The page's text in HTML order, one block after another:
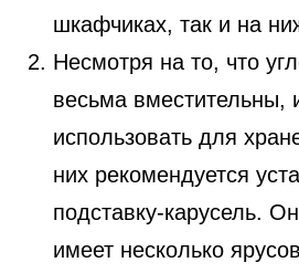
шкафчиках, так и на
Несмотря на то, что
весьма вместительны,
использовать для
них рекомендуется
подставку-карусель.
имеет несколько